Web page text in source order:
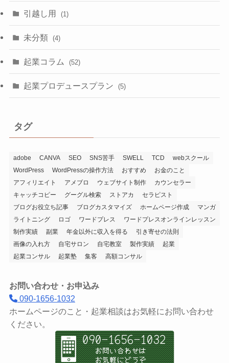
引越し用 (1)
未分類 (4)
起業コラム (52)
起業プロデュースプラン (5)
タグ
adobe CANVA SEO SNS苦手 SWELL TCD
webスクール
WordPress
WordPressの操作方法 おすすめ
お金のこと
アフィリエイト
アメブロ ウェブサイト制作
カウンセラー
キャッチコピー
グーグル検索 ストアカ
セラピスト
ブログお役立ち記事
ブログカスタマイズ ホームページ作成
マンガ
ライトニング
ロゴ ワードプレス
ワードプレスオンラインレッスン
制作実績
副業 年金以外に収入を得る
引き寄せの法則
画像の入れ方
自宅サロン 自宅教室 製作実績
起業
起業コンサル
起業塾 集客 高額コンサル
お問い合わせ・お申込み
090-1656-1032
ホームページのこと・起業相談はお気軽にお問い合わせ
ください。